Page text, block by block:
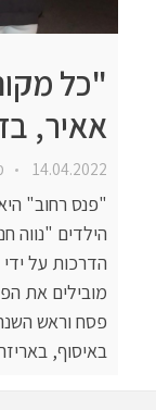
"כל
אאיר,
14.04.2022
"פנס רחוב"
הילדים "נווה
הדרכות על ידי
מובילים את
פסח וראש
באיסוף,